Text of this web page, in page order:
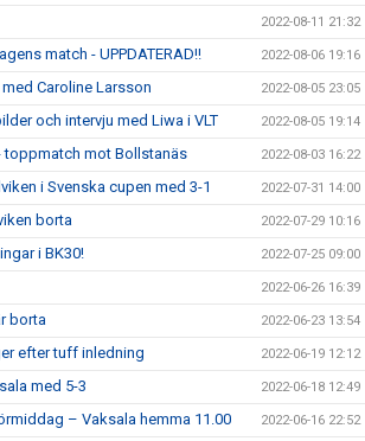
2022-08-11 21:32
match - UPPDATERAD!! 2022-08-06 19:16
Caroline Larsson 2022-08-05 23:05
och intervju med Liwa i VLT 2022-08-05 19:14
toppmatch mot Bollstanäs 2022-08-03 16:22
i Svenska cupen med 3-1 2022-07-31 14:00
borta 2022-07-29 10:16
i BK30! 2022-07-25 09:00
2022-06-26 16:39
borta 2022-06-23 13:54
efter tuff inledning 2022-06-19 12:12
med 5-3 2022-06-18 12:49
– Vaksala hemma 11.00 2022-06-16 22:52